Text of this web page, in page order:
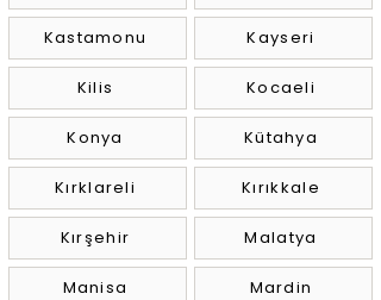
Kastamonu
Kilis
Konya
Kırklareli
Kırşehir
Manisa
Kayseri
Kocaeli
Kütahya
Kırıkkale
Malatya
Mardin